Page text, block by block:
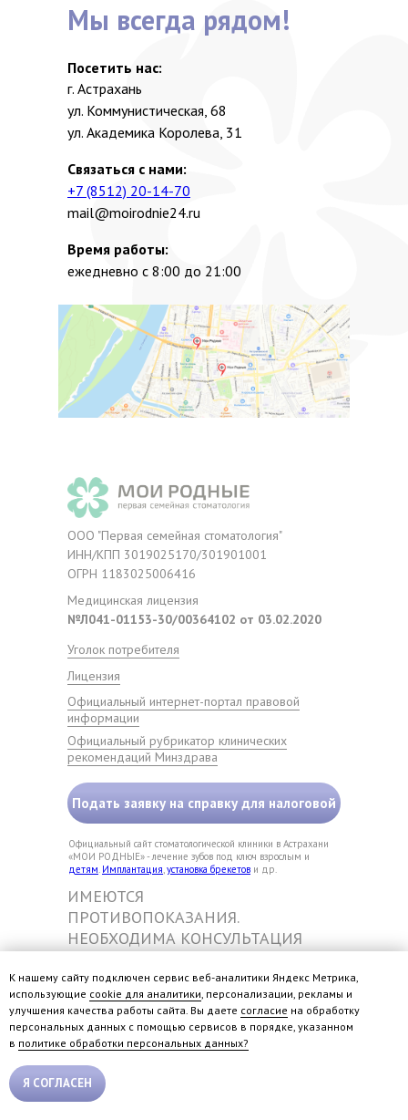
ПОЗВОНИТЬ +7 (8512) 20-14-70
Мы всегда рядом!
г. Астрахань
ул. Коммунистическая, 68
ул. Академика Королева, 31
Посетить нас:
Связаться с нами:
+7 (8512) 20-14-70
mail@moirodnie24.ru
Время работы:
ежедневно с 8:00 до 21:00
Мы в соцсетях:
Наш блог
Официальный рубрикатор клинических
рекомендаций Минздрава
Официальный интернет-портал правовой
информации
Лицензия
Уголок потребителя
ООО "Первая семейная стоматология"
ИНН/КПП 3019025170/301901001
ОГРН 1183025006416
Медицинская лицензия
№Л041-01153-30/00364102 от 03.02.2020
ИМЕЮТСЯ
ПРОТИВОПОКАЗАНИЯ.
НЕОБХОДИМА КОНСУЛЬТАЦИЯ
Официальный сайт стоматологической клиники в Астрахани
«МОИ РОДНЫЕ» - лечение зубов под ключ взрослым и
детям Имплантация установка брекетов и др.
носит исключительно информационный характер и ни при
каких условиях не является публичной офертой,
определяемой положениями Статьи 437 Гражданского
кодекса РФ. НЕОБХОДИМА КОНСУЛЬТАЦИЯ СПЕЦИАЛИСТА.
Подать заявку на справку для налоговой
К нашему сайту подключен сервис веб-аналитики Яндекс Метрика,
использующие cookie для аналитики, персонализации, рекламы и
улучшения качества работы сайта. Вы даете согласие на обработку
персональных данных с помощью сервисов в порядке, указанном
в политике обработки персональных данных?
Я СОГЛАСЕН